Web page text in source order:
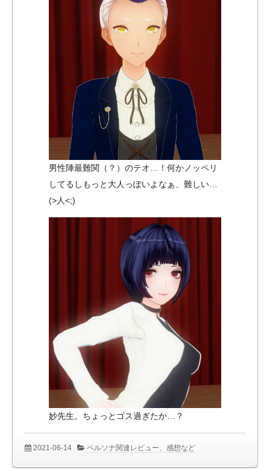
男性陣最難関（？）のテオ…！何かノッペリ
してるしもっと大人っぽいよなぁ、難しい…
(>人<;)
妙先生。ちょっとゴス過ぎたか…？
2021-06-14 ペルソナ関連レビュー、感想など